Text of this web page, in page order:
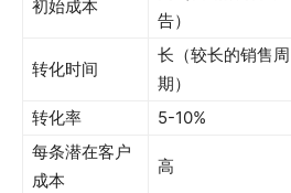
初始成本
告）
转化时间
长（较长的销售周
期）
转化率
5-10%
每条潜在客户
成本
高